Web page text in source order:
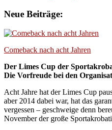
Neue Beiträge:
Comeback nach acht Jahren
Der Limes Cup der
Die Vorfreude bei den
Acht Jahre hat der Limes Cup
aber 2014 dabei war, hat das
vergessen – geschweige denn
November der große